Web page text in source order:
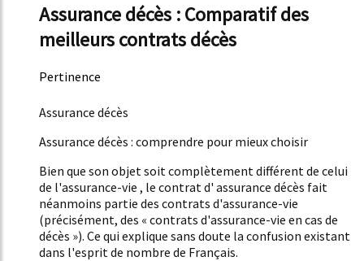
Assurance décès : Comparatif des
meilleurs contrats décès
Pertinence
Assurance décès
Assurance décès : comprendre pour mieux choisir
Bien que son objet soit complètement différent de celui
de l'assurance-vie , le contrat d' assurance décès fait
néanmoins partie des contrats d'assurance-vie
(précisément, des « contrats d'assurance-vie en cas de
décès »). Ce qui explique sans doute la confusion existant
dans l'esprit de nombre de Français.